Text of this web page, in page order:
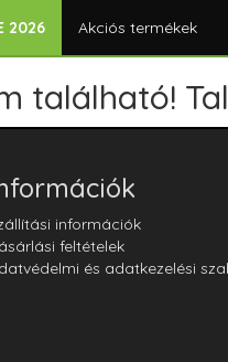
2026 Akciós termékek
található!
információk
feltételek
és adatkezelési